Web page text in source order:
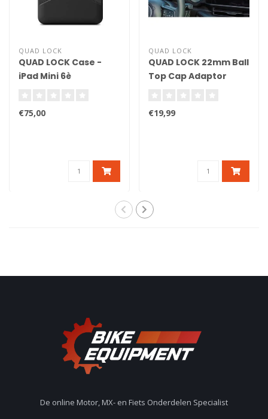
QUAD LOCK
QUAD LOCK Case -
iPad Mini 6è
€75,00
QUAD LOCK
QUAD LOCK 22mm Ball
Top Cap Adaptor
€19,99
De online Motor, MX- en Fiets Onderdelen Specialist